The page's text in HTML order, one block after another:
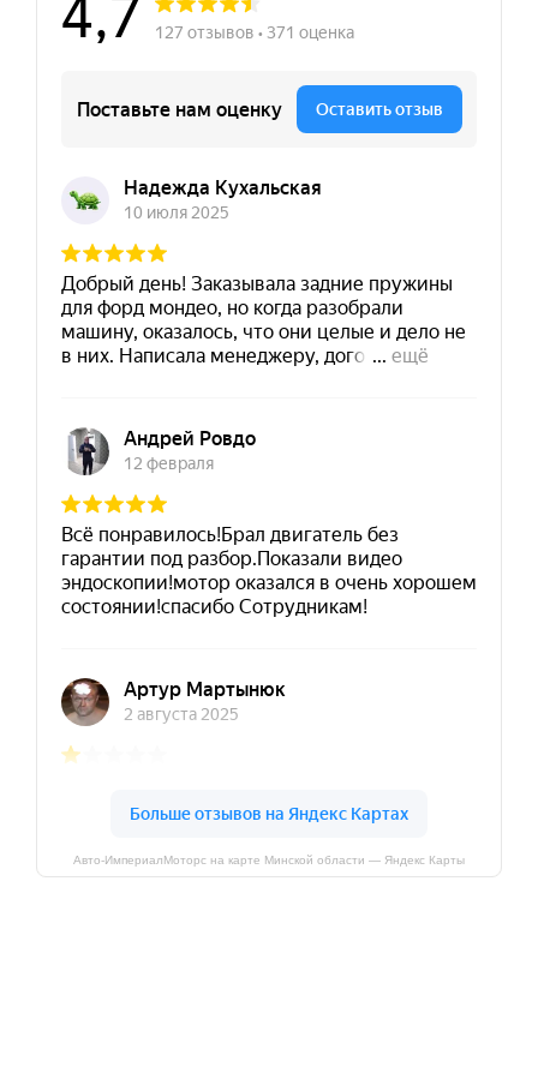
Авто-ИмпериалМоторс на карте Минской области — Яндекс Карты